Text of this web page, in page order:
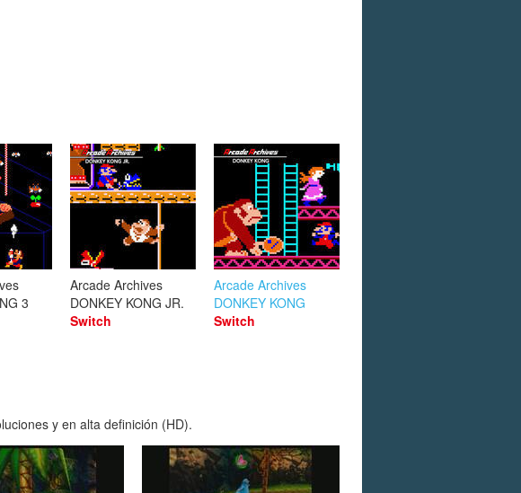
3
Arcade Archives
DONKEY KONG JR.
Switch
Arcade Archives
DONKEY KONG
Switch
y en alta definición (HD).